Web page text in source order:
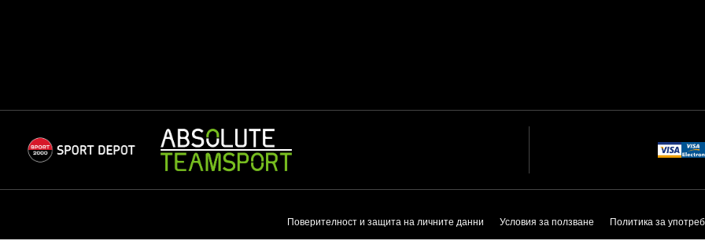
Поверителност и защита на личните данни Условия за ползване Политика за